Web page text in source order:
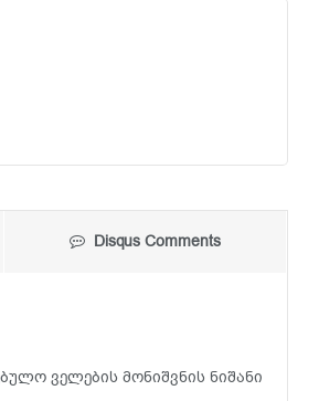
Disqus Comments
ველების მონიშვნის ნიშანი